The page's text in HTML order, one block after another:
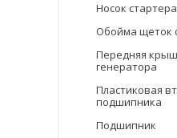
Носок
Обойма щеток
Передняя
генератора
Пластиковая
подшипника
Подшипник